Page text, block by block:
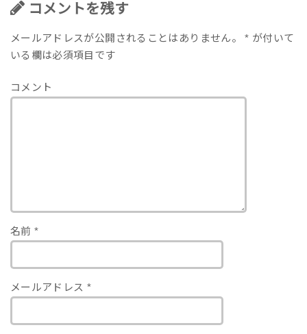
コメントを残す
メールアドレスが公開されることはありません。 * が付いて
いる欄は必須項目です
コメント
名前 *
メールアドレス *